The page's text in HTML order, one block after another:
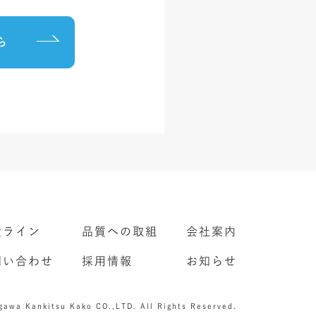
イン 品質への取組 会社案内
い合わせ 採用情報 お知らせ
Kankitsu Kako CO.,LTD. All Rights Reserved.